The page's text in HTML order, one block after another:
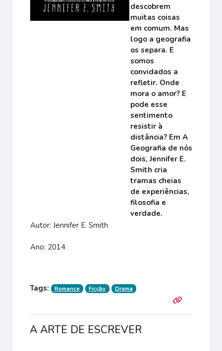
descobrem
muitas coisas
em comum. Mas
logo a geografia
os separa. E
somos
convidados a
refletir. Onde
mora o amor? E
pode esse
sentimento
resistir à
distância? Em A
Geografia de nós
dois, Jennifer E.
Smith cria
tramas cheias
de experiências,
filosofia e
verdade.
Autor: Jennifer E. Smith
Ano: 2014
Tags: Romance Ficção Drama
A ARTE DE ESCREVER